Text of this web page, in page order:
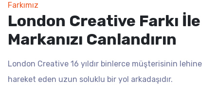
Farkımız
London Creative Farkı İle
Markanızı Canlandırın
London Creative 16 yıldır binlerce müşterisinin lehine
hareket eden uzun soluklu bir yol arkadaşıdır.